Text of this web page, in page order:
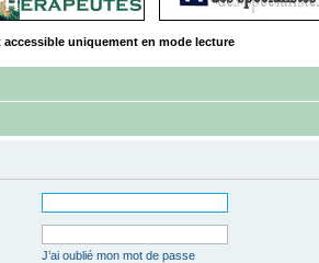
uniquement en mode lecture
J’ai oublié mon mot de passe